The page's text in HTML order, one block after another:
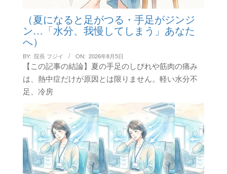
（夏になると足がつる・手足がジンジ
ン…「水分、我慢してしまう」あなた
へ）
BY: 院長 フジイ ON: 2026年8月5日
【この記事の結論】夏の手足のしびれや筋肉の痛み
は、熱中症だけが原因とは限りません。軽い水分不
足、冷房